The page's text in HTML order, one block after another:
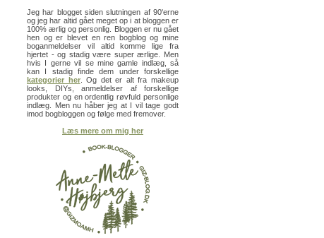
Jeg har blogget siden slutningen af 90'erne
og jeg har altid gået meget op i at bloggen er
100% ærlig og personlig. Bloggen er nu gået
hen og er blevet en ren bogblog og mine
boganmeldelser vil altid komme lige fra
hjertet - og stadig være super ærlige. Men
hvis I gerne vil se mine gamle indlæg, så
kan I stadig finde dem under forskellige
kategorier her. Og det er alt fra makeup
looks, DIYs, anmeldelser af forskellige
produkter og en ordentlig røvfuld personlige
indlæg. Men nu håber jeg at I vil tage godt
imod bogbloggen og følge med fremover.
Læs mere om mig her